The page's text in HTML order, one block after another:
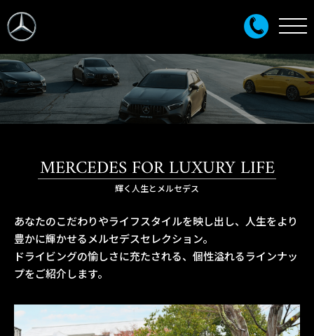
MERCEDES FOR LUXURY LIFE
輝く人生とメルセデス
あなたのこだわりやライフスタイルを映し出し、人生をより
豊かに輝かせるメルセデスセレクション。
ドライビングの愉しさに充たされる、個性溢れるラインナッ
プをご紹介します。